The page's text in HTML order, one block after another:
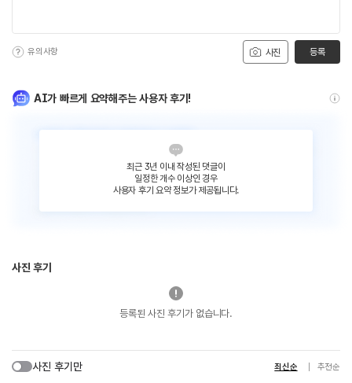
사진
유의사항 등록
AI가 빠르게 요약해주는 사용자 후기!
최근 3년 이내 작성된 댓글이
일정한 개수 이상인 경우
사용자 후기 요약 정보가 제공됩니다.
사진 후기
등록된 사진 후기가 없습니다.
사진 후기만 최신순 추천순